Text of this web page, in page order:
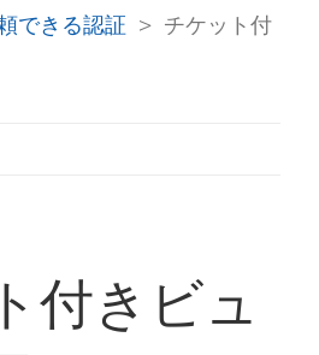
できる認証
チケット付
付きビュ